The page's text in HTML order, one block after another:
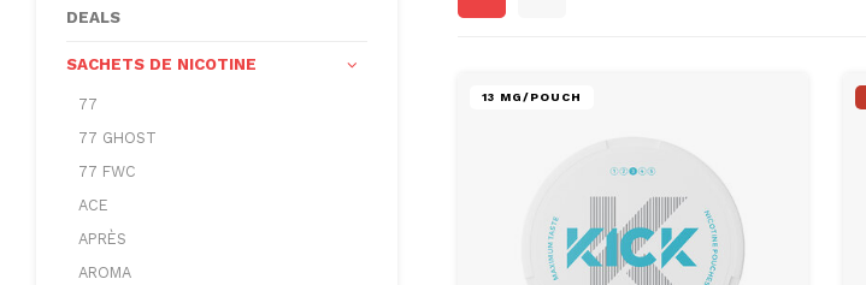
DEALS
SACHETS DE NICOTINE
77
77 GHOST
77 FWC
ACE
APRÈS
AROMA
13 MG/POUCH